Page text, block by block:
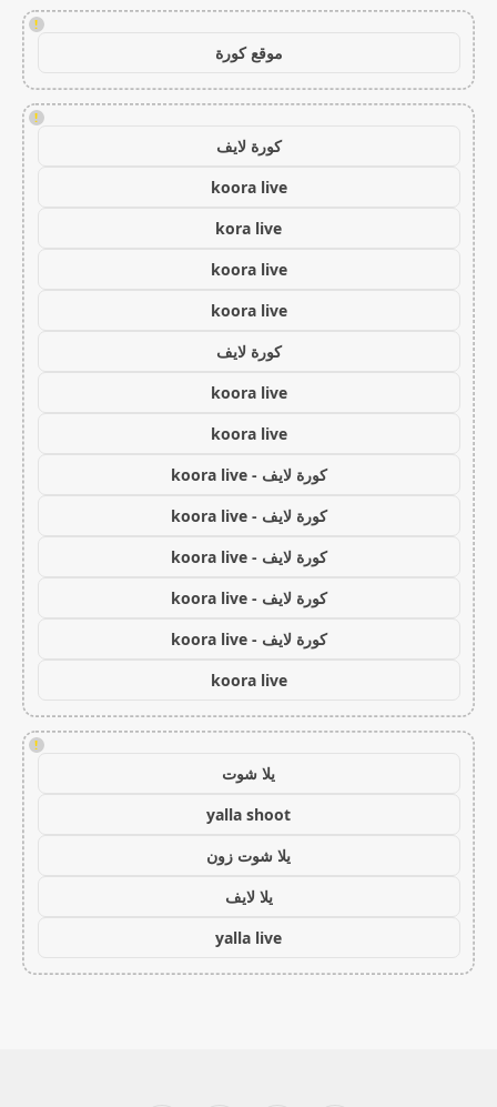
!
موقع كورة
!
كورة لايف
koora live
kora live
koora live
koora live
كورة لايف
koora live
koora live
كورة لايف - koora live
كورة لايف - koora live
كورة لايف - koora live
كورة لايف - koora live
كورة لايف - koora live
koora live
!
يلا شوت
yalla shoot
يلا شوت زون
يلا لايف
yalla live